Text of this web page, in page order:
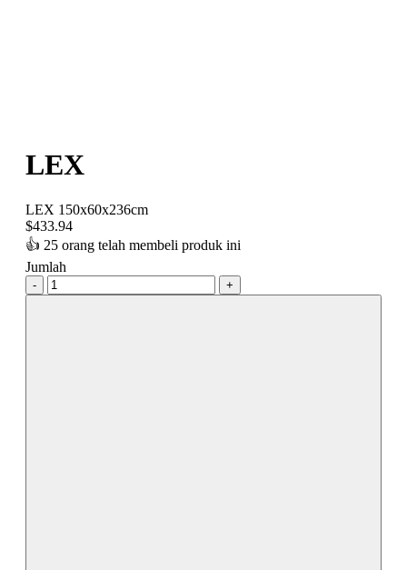
LEX
LEX 150x60x236cm
$433.94
👍 25 orang telah membeli produk ini
Jumlah
- +